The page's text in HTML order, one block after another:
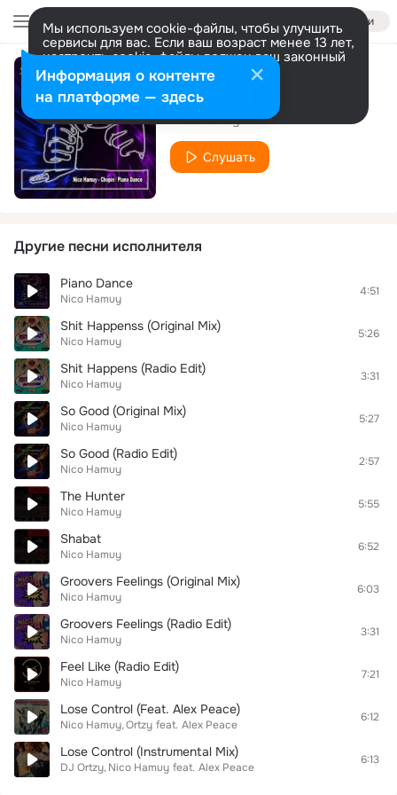
Войти
Мы используем cookie-файлы, чтобы улучшить
сервисы для вас. Если ваш возраст менее 13 лет,
настроить cookie-файлы должен ваш законный
представитель. Больше информации
Разрешить все Настроить
Chopin
Nico Hamuy
Слушать
Другие песни исполнителя
Piano Dance
Nico Hamuy
4:51
Shit Happenss (Original Mix)
Nico Hamuy
5:26
Shit Happens (Radio Edit)
Nico Hamuy
3:31
So Good (Original Mix)
Nico Hamuy
5:27
So Good (Radio Edit)
Nico Hamuy
2:57
The Hunter
Nico Hamuy
5:55
Shabat
Nico Hamuy
6:52
Groovers Feelings (Original Mix)
Nico Hamuy
6:03
Groovers Feelings (Radio Edit)
Nico Hamuy
3:31
Feel Like (Radio Edit)
Nico Hamuy
7:21
Lose Control (Feat. Alex Peace)
Nico Hamuy Ortzy feat. Alex Peace
6:12
Lose Control (Instrumental Mix)
DJ Ortzy Nico Hamuy feat. Alex Peace
6:13
Информация о контенте
на платформе — здесь